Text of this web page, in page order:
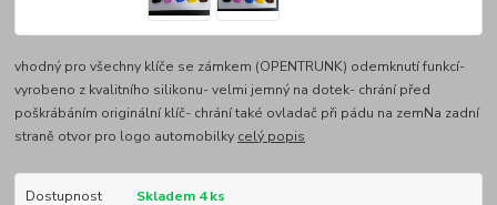
vhodný pro všechny klíče se zámkem (OPENTRUNK) odemknutí funkcí-
vyrobeno z kvalitního silikonu- velmi jemný na dotek- chrání před
poškrábáním originální klíč- chrání také ovladač při pádu na zemNa zadní
straně otvor pro logo automobilky celý popis
Dostupnost
Skladem 4 ks